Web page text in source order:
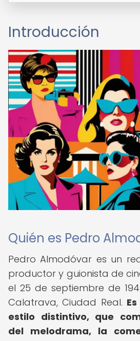
Introducción
Quién es Pedro
Pedro Almodóvar es un
productor y guionista de
el 25 de septiembre de
Calatrava, Ciudad Real.
estilo distintivo, que
del melodrama, la